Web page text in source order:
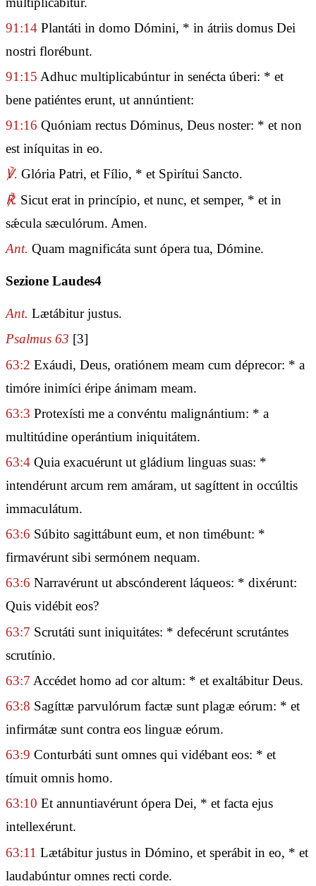
91:14 Plantáti in domo Dómini, * in átriis domus Dei
nostri florébunt.
91:15 Adhuc multiplicabúntur in senécta úberi: * et
bene patiéntes erunt, ut annúntient:
91:16 Quóniam rectus Dóminus, Deus noster: * et non
est iníquitas in eo.
℣. Glória Patri, et Fílio, * et Spirítui Sancto.
℟. Sicut erat in princípio, et nunc, et semper, * et in
sǽcula sæculórum. Amen.
Ant. Quam magnificáta sunt ópera tua, Dómine.
Sezione Laudes4
Ant. Lætábitur justus.
Psalmus 63 [3]
63:2 Exáudi, Deus, oratiónem meam cum déprecor: * a
timóre inimíci éripe ánimam meam.
63:3 Protexísti me a convéntu malignántium: * a
multitúdine operántium iniquitátem.
63:4 Quia exacuérunt ut gládium linguas suas: *
intendérunt arcum rem amáram, ut sagíttent in occúltis
immaculátum.
63:6 Súbito sagittábunt eum, et non timébunt: *
firmavérunt sibi sermónem nequam.
63:6 Narravérunt ut abscónderent láqueos: * dixérunt:
Quis vidébit eos?
63:7 Scrutáti sunt iniquitátes: * defecérunt scrutántes
scrutínio.
63:7 Accédet homo ad cor altum: * et exaltábitur Deus.
63:8 Sagíttæ parvulórum factæ sunt plagæ eórum: * et
infirmátæ sunt contra eos linguæ eórum.
63:9 Conturbáti sunt omnes qui vidébant eos: * et
tímuit omnis homo.
63:10 Et annuntiavérunt ópera Dei, * et facta ejus
intellexérunt.
63:11 Lætábitur justus in Dómino, et sperábit in eo, * et
laudabúntur omnes recti corde.